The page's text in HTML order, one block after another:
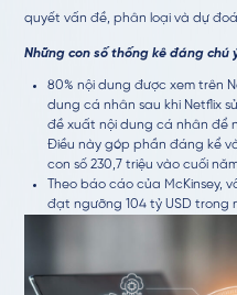
quyết vấn đề, phân loại và dự
Những con số thống kê đáng chú
80% nội dung được xem trên
dung cá nhân sau khi Netflix
đề xuất nội dung cá nhân để
Điều này góp phần đáng kể
con số 230,7 triệu vào cuối
Theo báo cáo của McKinsey,
đạt ngưỡng 104 tỷ USD trong